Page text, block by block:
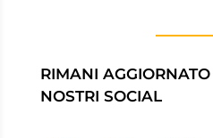
RIMANI AGGIORNATO
NOSTRI SOCIAL